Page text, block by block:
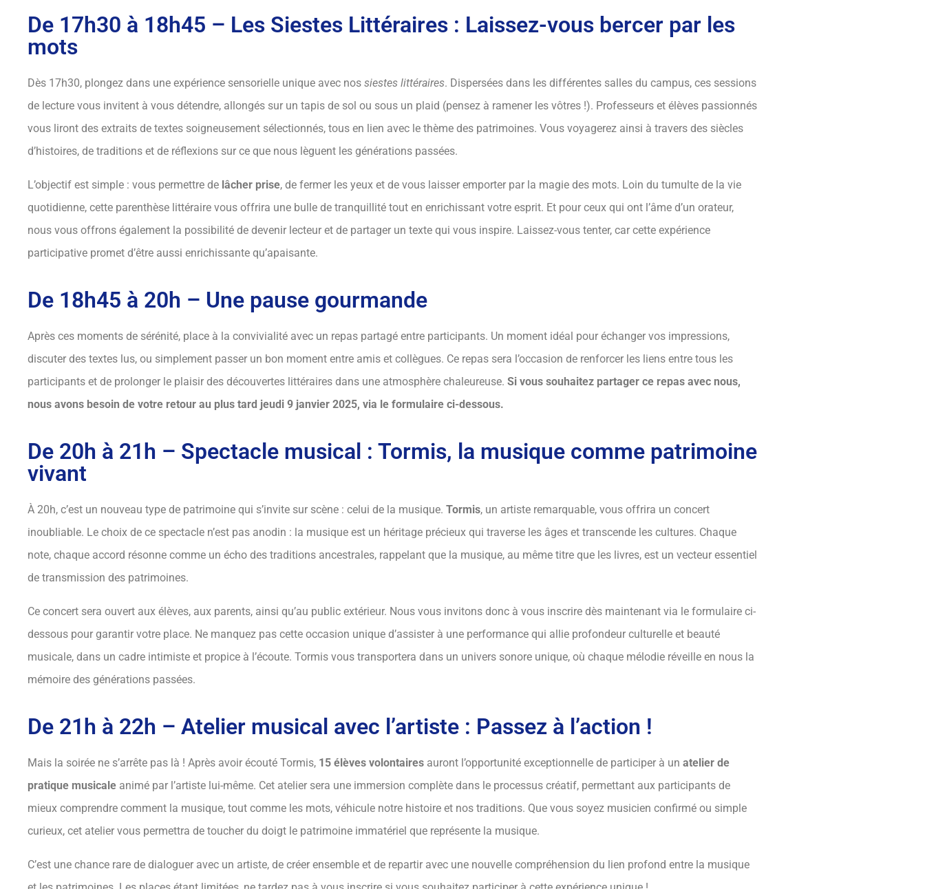
De 17h30 à 18h45 – Les Siestes Littéraires : Laissez-vous bercer par les
mots
Dès 17h30, plongez dans une expérience sensorielle unique avec nos siestes littéraires. Dispersées dans les différentes salles du campus, ces sessions
de lecture vous invitent à vous détendre, allongés sur un tapis de sol ou sous un plaid (pensez à ramener les vôtres !). Professeurs et élèves passionnés
vous liront des extraits de textes soigneusement sélectionnés, tous en lien avec le thème des patrimoines. Vous voyagerez ainsi à travers des siècles
d’histoires, de traditions et de réflexions sur ce que nous lèguent les générations passées.
L’objectif est simple : vous permettre de lâcher prise, de fermer les yeux et de vous laisser emporter par la magie des mots. Loin du tumulte de la vie
quotidienne, cette parenthèse littéraire vous offrira une bulle de tranquillité tout en enrichissant votre esprit. Et pour ceux qui ont l’âme d’un orateur,
nous vous offrons également la possibilité de devenir lecteur et de partager un texte qui vous inspire. Laissez-vous tenter, car cette expérience
participative promet d’être aussi enrichissante qu’apaisante.
De 18h45 à 20h – Une pause gourmande
Après ces moments de sérénité, place à la convivialité avec un repas partagé entre participants. Un moment idéal pour échanger vos impressions,
discuter des textes lus, ou simplement passer un bon moment entre amis et collègues. Ce repas sera l’occasion de renforcer les liens entre tous les
participants et de prolonger le plaisir des découvertes littéraires dans une atmosphère chaleureuse. Si vous souhaitez partager ce repas avec nous,
nous avons besoin de votre retour au plus tard jeudi 9 janvier 2025, via le formulaire ci-dessous.
De 20h à 21h – Spectacle musical : Tormis, la musique comme patrimoine
vivant
À 20h, c’est un nouveau type de patrimoine qui s’invite sur scène : celui de la musique. Tormis, un artiste remarquable, vous offrira un concert
inoubliable. Le choix de ce spectacle n’est pas anodin : la musique est un héritage précieux qui traverse les âges et transcende les cultures. Chaque
note, chaque accord résonne comme un écho des traditions ancestrales, rappelant que la musique, au même titre que les livres, est un vecteur essentiel
de transmission des patrimoines.
Ce concert sera ouvert aux élèves, aux parents, ainsi qu’au public extérieur. Nous vous invitons donc à vous inscrire dès maintenant via le formulaire ci-
dessous pour garantir votre place. Ne manquez pas cette occasion unique d’assister à une performance qui allie profondeur culturelle et beauté
musicale, dans un cadre intimiste et propice à l’écoute. Tormis vous transportera dans un univers sonore unique, où chaque mélodie réveille en nous la
mémoire des générations passées.
De 21h à 22h – Atelier musical avec l’artiste : Passez à l’action !
Mais la soirée ne s’arrête pas là ! Après avoir écouté Tormis, 15 élèves volontaires auront l’opportunité exceptionnelle de participer à un atelier de
pratique musicale animé par l’artiste lui-même. Cet atelier sera une immersion complète dans le processus créatif, permettant aux participants de
mieux comprendre comment la musique, tout comme les mots, véhicule notre histoire et nos traditions. Que vous soyez musicien confirmé ou simple
curieux, cet atelier vous permettra de toucher du doigt le patrimoine immatériel que représente la musique.
C’est une chance rare de dialoguer avec un artiste, de créer ensemble et de repartir avec une nouvelle compréhension du lien profond entre la musique